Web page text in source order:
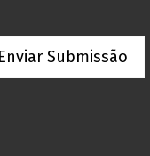
Enviar Submissão